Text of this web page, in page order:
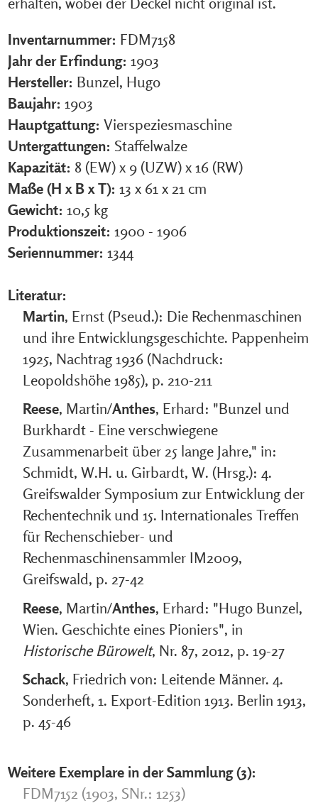
Inventarnummer: FDM7158
Jahr der Erfindung: 1903
Hersteller: Bunzel, Hugo
Baujahr: 1903
Hauptgattung: Vierspeziesmaschine
Untergattungen: Staffelwalze
Kapazität: 8 (EW) x 9 (UZW) x 16 (RW)
Maße (H x B x T): 13 x 61 x 21 cm
Gewicht: 10,5 kg
Produktionszeit: 1900 - 1906
Seriennummer: 1344
Literatur:
Martin, Ernst (Pseud.): Die Rechenmaschinen
und ihre Entwicklungsgeschichte. Pappenheim
1925, Nachtrag 1936 (Nachdruck:
Leopoldshöhe 1985), p. 210-211
Reese, Martin/Anthes, Erhard: "Bunzel und
Burkhardt - Eine verschwiegene
Zusammenarbeit über 25 lange Jahre," in:
Schmidt, W.H. u. Girbardt, W. (Hrsg.): 4.
Greifswalder Symposium zur Entwicklung der
Rechentechnik und 15. Internationales Treffen
für Rechenschieber- und
Rechenmaschinensammler IM2009,
Greifswald, p. 27-42
Reese, Martin/Anthes, Erhard: "Hugo Bunzel,
Wien. Geschichte eines Pioniers", in
Historische Bürowelt, Nr. 87, 2012, p. 19-27
Schack, Friedrich von: Leitende Männer. 4.
Sonderheft, 1. Export-Edition 1913. Berlin 1913,
p. 45-46
Weitere Exemplare in der Sammlung (3):
FDM7152 (1903, SNr.: 1253)